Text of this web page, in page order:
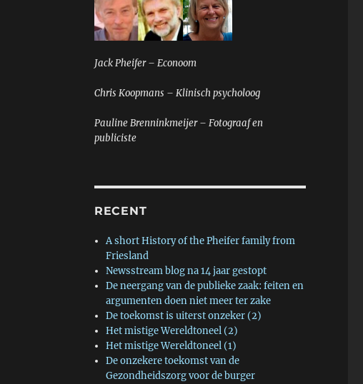
Jack Pheifer – Econoom
Chris Koopmans – Klinisch psycholoog
Pauline Brenninkmeijer – Fotograaf en
publiciste
RECENT
A short History of the Pheifer family from
Friesland
Newsstream blog na 14 jaar gestopt
De neergang van de publieke zaak: feiten en
argumenten doen niet meer ter zake
De toekomst is uiterst onzeker (2)
Het mistige Wereldtoneel (2)
Het mistige Wereldtoneel (1)
De onzekere toekomst van de
Gezondheidszorg voor de burger